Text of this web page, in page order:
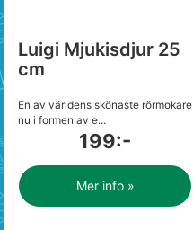
Luigi Mjukisdjur 25
cm
En av världens skönaste rörmokare
nu i formen av e...
199:-
Mer info »